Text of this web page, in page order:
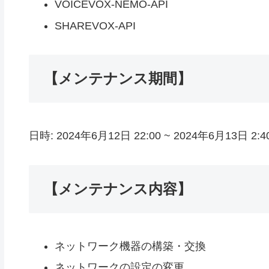
VOICEVOX-NEMO-API
SHAREVOX-API
【メンテナンス期間】
日時: 2024年6月12日 22:00 ~ 2024年6月13日
【メンテナンス内容】
ネットワーク機器の構築・交換